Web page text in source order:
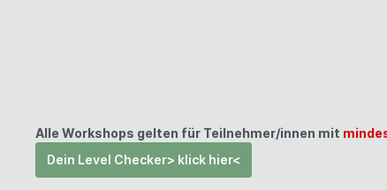
Alle Workshops gelten für Teilnehmer/innen mit
Dein Level Checker> klick hier<